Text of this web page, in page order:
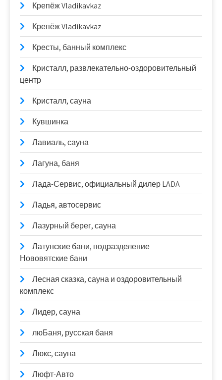
Крепёж Vladikavkaz
Крепёж Vladikavkaz
Кресты, банный комплекс
Кристалл, развлекательно-оздоровительный
центр
Кристалл, сауна
Кувшинка
Лавиаль, сауна
Лагуна, баня
Лада-Сервис, официальный дилер LADA
Ладья, автосервис
Лазурный берег, сауна
Латунские бани, подразделение
Нововятские бани
Лесная сказка, сауна и оздоровительный
комплекс
Лидер, сауна
люБаня, русская баня
Люкс, сауна
Люфт-Авто